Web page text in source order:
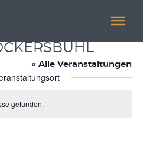
« Alle Veranstaltungen
gefunden.